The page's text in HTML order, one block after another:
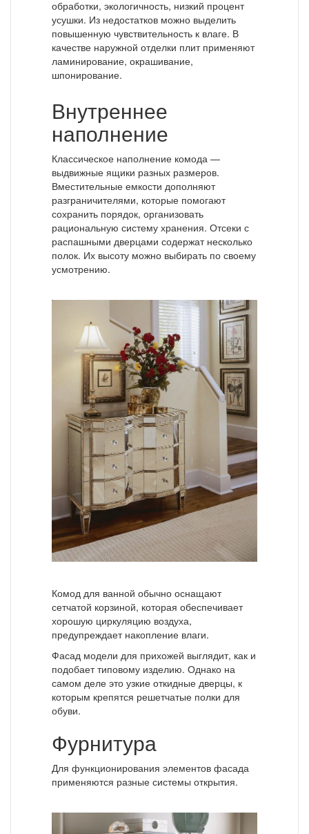
обработки, экологичность, низкий процент
усушки. Из недостатков можно выделить
повышенную чувствительность к влаге. В
качестве наружной отделки плит применяют
ламинирование, окрашивание,
шпонирование.
Внутреннее
наполнение
Классическое наполнение комода —
выдвижные ящики разных размеров.
Вместительные емкости дополняют
разграничителями, которые помогают
сохранить порядок, организовать
рациональную систему хранения. Отсеки с
распашными дверцами содержат несколько
полок. Их высоту можно выбирать по своему
усмотрению.
Комод для ванной обычно оснащают
сетчатой корзиной, которая обеспечивает
хорошую циркуляцию воздуха,
предупреждает накопление влаги.
Фасад модели для прихожей выглядит, как и
подобает типовому изделию. Однако на
самом деле это узкие откидные дверцы, к
которым крепятся решетчатые полки для
обуви.
Фурнитура
Для функционирования элементов фасада
применяются разные системы открытия.